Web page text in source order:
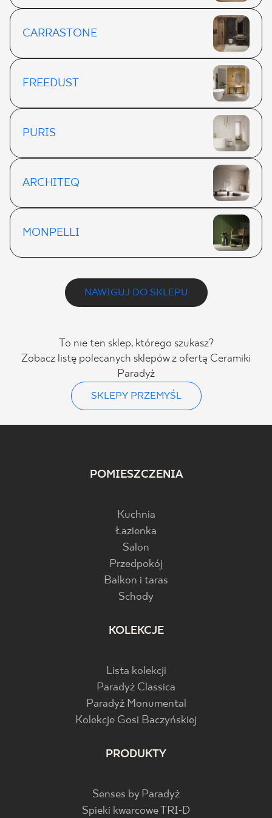
CARRASTONE
FREEDUST
PURIS
ARCHITEQ
MONPELLI
NAWIGUJ DO SKLEPU
To nie ten sklep, którego szukasz?
Zobacz listę polecanych sklepów z ofertą Ceramiki
Paradyż
SKLEPY PRZEMYŚL
POMIESZCZENIA
Kuchnia
Łazienka
Salon
Przedpokój
Balkon i taras
Schody
KOLEKCJE
Lista kolekcji
Paradyż Classica
Paradyż Monumental
Kolekcje Gosi Baczyńskiej
PRODUKTY
Senses by Paradyż
Spieki kwarcowe TRI-D